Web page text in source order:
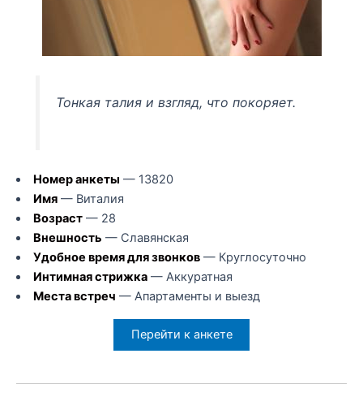
Тонкая талия и взгляд, что покоряет.
Номер анкеты — 13820
Имя— Виталия
Возраст— 28
Внешность — Славянская
Удобное время для звонков— Круглосуточно
Интимная стрижка— Аккуратная
Места встреч — Апартаменты и выезд
Перейти к анкете